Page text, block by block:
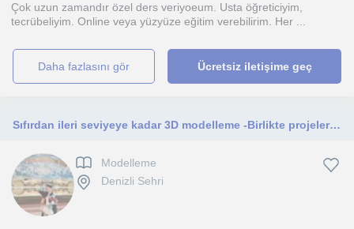
Çok uzun zamandır özel ders veriyoeum. Usta öğreticiyim,
tecrübeliyim. Online veya yüzyüze eğitim verebilirim. Her ...
daha fazlasını gör Ücretsiz iletişime geç
Sıfırdan ileri seviyeye kadar 3D modelleme -Birlikte projeler üreterek ilerleyelim
Modelleme
Denizli Sehri